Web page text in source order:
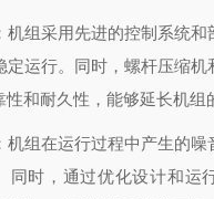
机组采用先进的控制系统和
定运行。同时，螺杆压缩机
性和耐久性，能够延长机组
机组在运行过程中产生的
同时，通过优化设计和运